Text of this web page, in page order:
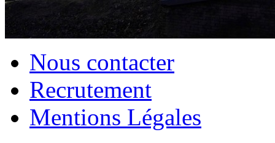
Nous contacter
Recrutement
Mentions Légales